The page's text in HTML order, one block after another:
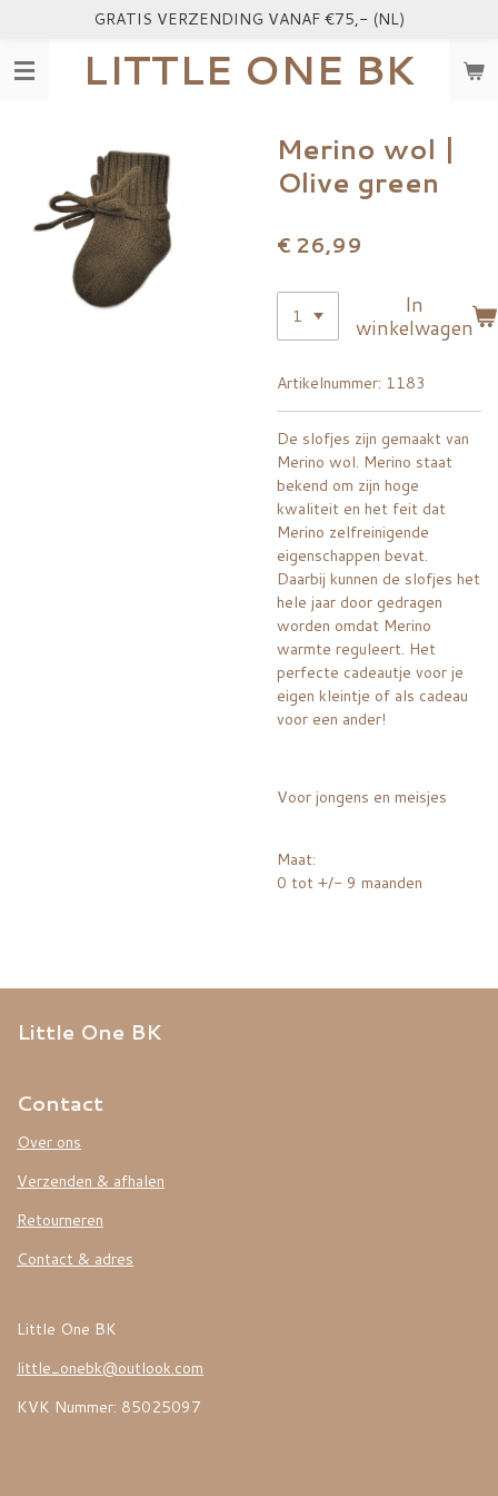
naar
LITTLE ONE BK
GRATIS VERZENDING VANAF €75,- (NL)
Merino wol |
Olive green
€ 26,99
In
winkelwagen
Artikelnummer: 1183
De slofjes zijn gemaakt van
Merino wol. Merino staat
bekend om zijn hoge
kwaliteit en het feit dat
Merino zelfreinigende
eigenschappen bevat.
Daarbij kunnen de slofjes het
hele jaar door gedragen
worden omdat Merino
warmte reguleert. Het
perfecte cadeautje voor je
eigen kleintje of als cadeau
voor een ander!
Voor jongens en meisjes
Maat:
0 tot +/- 9 maanden
Little One BK
Contact
Over ons
Verzenden & afhalen
Retourneren
Contact & adres
Little One BK
little_onebk@outlook.com
KVK Nummer: 85025097